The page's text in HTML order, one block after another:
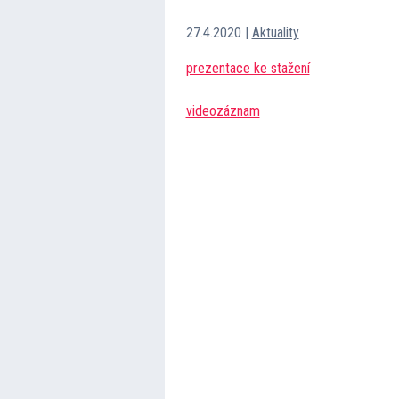
27.4.2020 | Aktuality
prezentace ke stažení
videozáznam